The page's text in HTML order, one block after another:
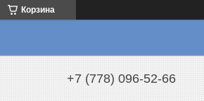
Корзина
+7 (778) 096-52-66